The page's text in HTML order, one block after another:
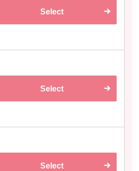
Select
Select
Select